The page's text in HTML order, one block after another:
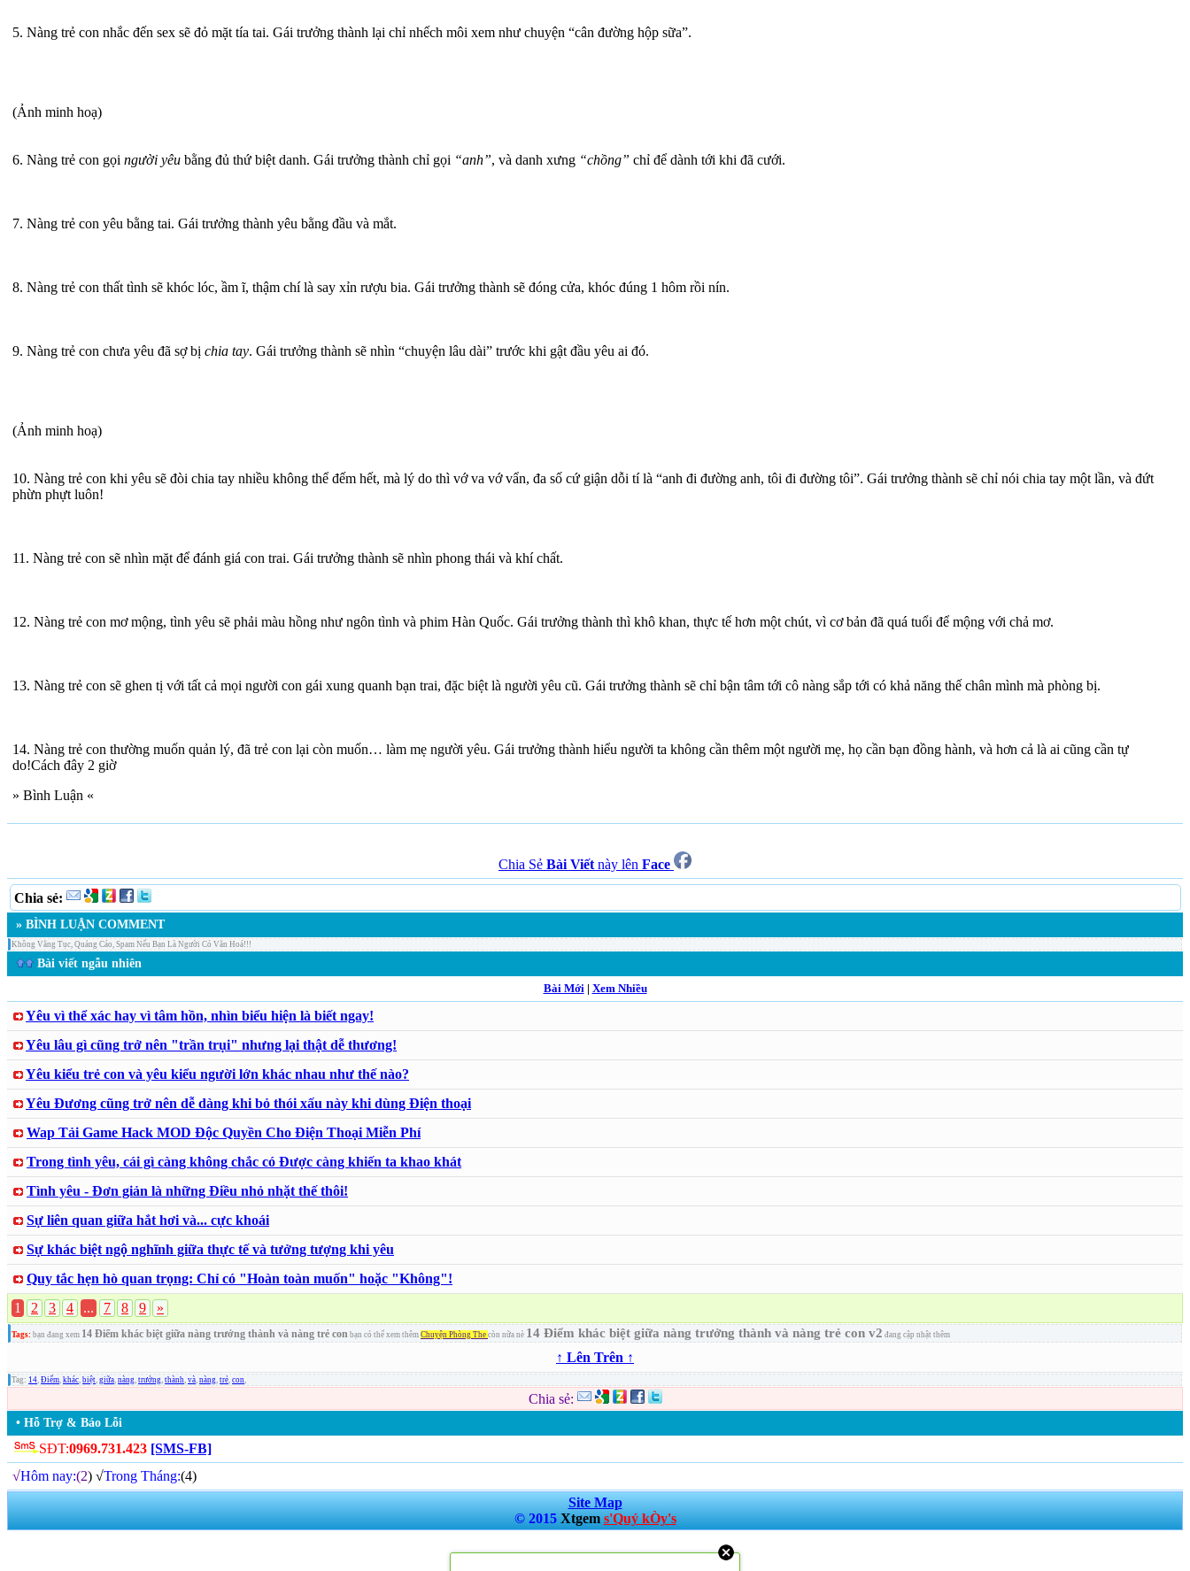
5. Nàng trẻ con nhắc đến sex sẽ đỏ mặt tía tai. Gái trưởng thành lại chỉ nhếch môi xem như chuyện “cân đường hộp sữa”.
(Ảnh minh hoạ)
6. Nàng trẻ con gọi người yêu bằng đủ thứ biệt danh. Gái trưởng thành chỉ gọi “anh”, và danh xưng “chồng” chỉ để dành tới khi đã cưới.
7. Nàng trẻ con yêu bằng tai. Gái trưởng thành yêu bằng đầu và mắt.
8. Nàng trẻ con thất tình sẽ khóc lóc, ầm ĩ, thậm chí là say xỉn rượu bia. Gái trưởng thành sẽ đóng cửa, khóc đúng 1 hôm rồi nín.
9. Nàng trẻ con chưa yêu đã sợ bị chia tay. Gái trưởng thành sẽ nhìn “chuyện lâu dài” trước khi gật đầu yêu ai đó.
(Ảnh minh hoạ)
10. Nàng trẻ con khi yêu sẽ đòi chia tay nhiều không thể đếm hết, mà lý do thì vớ va vớ vẩn, đa số cứ giận dỗi tí là “anh đi đường anh, tôi đi đường tôi”. Gái trưởng thành sẽ chỉ nói chia tay một lần, và đứt
phừn phựt luôn!
11. Nàng trẻ con sẽ nhìn mặt để đánh giá con trai. Gái trưởng thành sẽ nhìn phong thái và khí chất.
12. Nàng trẻ con mơ mộng, tình yêu sẽ phải màu hồng như ngôn tình và phim Hàn Quốc. Gái trưởng thành thì khô khan, thực tế hơn một chút, vì cơ bản đã quá tuổi để mộng với chả mơ.
13. Nàng trẻ con sẽ ghen tị với tất cả mọi người con gái xung quanh bạn trai, đặc biệt là người yêu cũ. Gái trưởng thành sẽ chỉ bận tâm tới cô nàng sắp tới có khả năng thế chân mình mà phòng bị.
14. Nàng trẻ con thường muốn quản lý, đã trẻ con lại còn muốn… làm mẹ người yêu. Gái trưởng thành hiểu người ta không cần thêm một người mẹ, họ cần bạn đồng hành, và hơn cả là ai cũng cần tự
do!Cách đây 2 giờ
» Bình Luận «
Chia Sẻ Bài Viết này lên Face
Chia sẻ:
» BÌNH LUẬN COMMENT
Không Văng Tục, Quảng Cáo, Spam Nếu Bạn Là Người Có Văn Hoá!!!
Bài viết ngẫu nhiên
Bài Mới| Xem Nhiều
Yêu vì thể xác hay vì tâm hồn, nhìn biểu hiện là biết ngay!
Yêu lâu gì cũng trở nên "trần trụi" nhưng lại thật dễ thương!
Yêu kiểu trẻ con và yêu kiểu người lớn khác nhau như thế nào?
Yêu Đương cũng trở nên dễ dàng khi bỏ thói xấu này khi dùng Điện thoại
Wap Tải Game Hack MOD Độc Quyền Cho Điện Thoại Miễn Phí
Trong tình yêu, cái gì càng không chắc có Được càng khiến ta khao khát
Tình yêu - Đơn giản là những Điều nhỏ nhặt thế thôi!
Sự liên quan giữa hắt hơi và... cực khoái
Sự khác biệt ngộ nghĩnh giữa thực tế và tưởng tượng khi yêu
Quy tắc hẹn hò quan trọng: Chỉ có "Hoàn toàn muốn" hoặc "Không"!
1
2 3 4 ... 7 8 9 »
Tags: bạn đang xem 14 Điểm khác biệt giữa nàng trưởng thành và nàng trẻ con bạn có thể xem thêm Chuyện Phòng The còn nữa nè 14 Điểm khác biệt giữa nàng trưởng thành và nàng trẻ con v2 đang cập nhật thêm
↑ Lên Trên ↑
Tag: 14, Điểm, khác, biệt, giữa, nàng, trưởng, thành, và, nàng, trẻ, con,
Chia sẻ:
• Hỗ Trợ & Báo Lỗi
SĐT:0969.731.423 [SMS-FB]
√Hôm nay:(2) √Trong Tháng:(4)
Site Map
© 2015Xtgems'Quý kÒy's